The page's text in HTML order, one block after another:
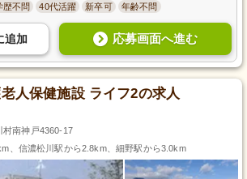
歴不問 40代活躍 新卒可 年齢不問
追加 応募画面へ進む
人保健施設 ライフ2の求人
村南神戸4360-17
、信濃松川駅から2.8km、細野駅から3.0km